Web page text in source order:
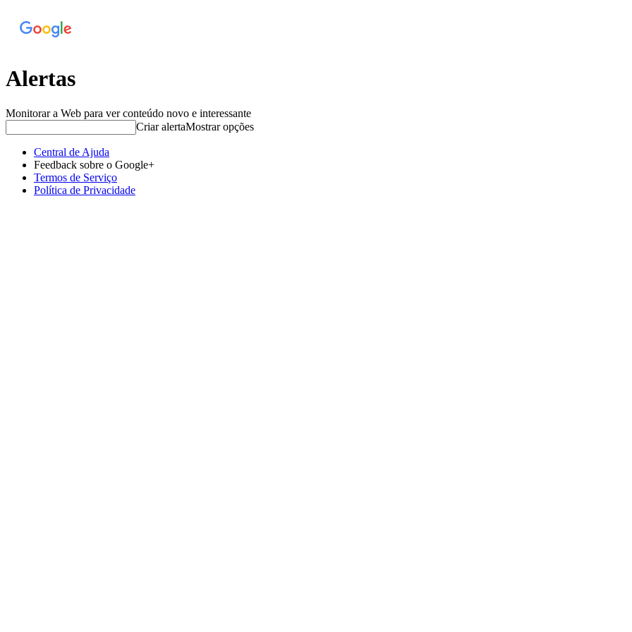
Alertas
Monitorar a Web para ver conteúdo novo e interessante
Criar alertaMostrar opções
Central de Ajuda
Feedback sobre o Google+
Termos de Serviço
Política de Privacidade